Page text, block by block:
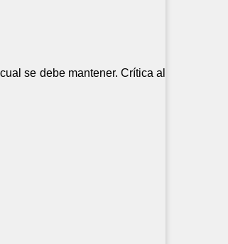
se debe mantener. Crítica al